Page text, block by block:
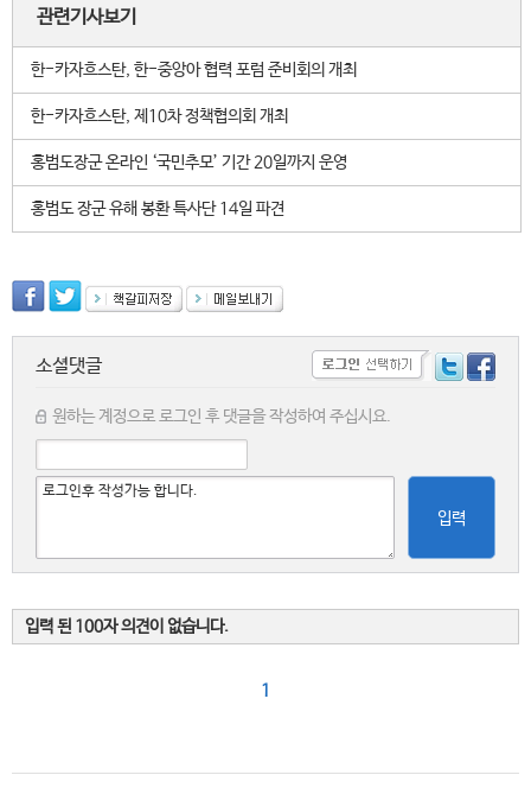
관련기사보기
한-카자흐스탄, 한-중앙아 협력 포럼 준비회의 개최
한-카자흐스탄, 제10차 정책협의회 개최
홍범도장군 온라인 ‘국민추모’ 기간 20일까지 운영
홍범도 장군 유해 봉환 특사단 14일 파견
소셜댓글
원하는 계정으로 로그인 후 댓글을 작성하여 주십시요.
입력
입력 된 100자 의견이 없습니다.
1